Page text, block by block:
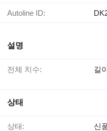
Autoline ID:
설명
전체 치수: 길
상태
상태: 신